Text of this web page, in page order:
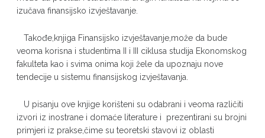
izučava finansijsko izvještavanje.
Takođe,knjiga Finansijsko izvještavanje,može da bude
veoma korisna i studentima II i III ciklusa studija Ekonomskog
fakulteta kao i svima onima koji žele da upoznaju nove
tendecije u sistemu finansijskog izvještavanja.
U pisanju ove knjige korišteni su odabrani i veoma različiti
izvori iz inostrane i domaće literature i prezentirani su brojni
primjeri iz prakse,čime su teoretski stavovi iz oblasti